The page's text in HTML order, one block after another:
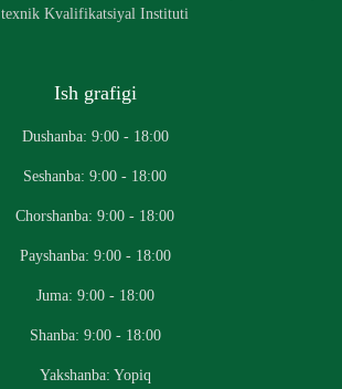
texnik Kvalifikatsiyal Instituti
Ish grafigi
Dushanba: 9:00 - 18:00
Seshanba: 9:00 - 18:00
Chorshanba: 9:00 - 18:00
Payshanba: 9:00 - 18:00
Juma: 9:00 - 18:00
Shanba: 9:00 - 18:00
Yakshanba: Yopiq